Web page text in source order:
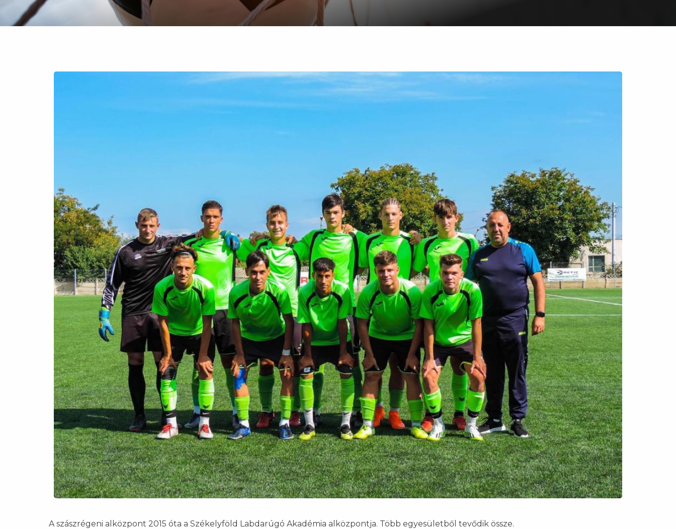
A szászrégeni alközpont 2015 óta a Székelyföld Labdarúgó Akadémia alközpontja. Több egyesületből tevődik össze.